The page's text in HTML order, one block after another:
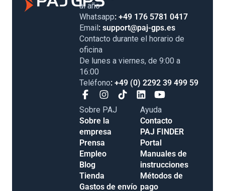
al año
Whatsapp: +49 176 5781 0417
Email: support@paj-gps.es
Contacto durante el horario de
oficina
De lunes a viernes, de 9:00 a
16:00
Teléfono: +49 (0) 2292 39 499 59
Sobre PAJ
Sobre la
empresa
Prensa
Empleo
Blog
Tienda
Gastos de envío
Ayuda
Contacto
PAJ FINDER
Portal
Manuales de
instrucciones
Métodos de
pago